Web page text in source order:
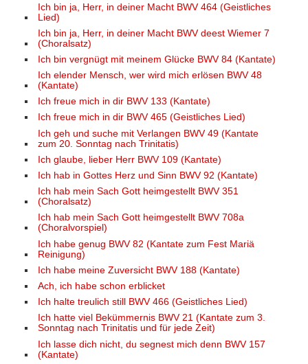
Ich bin ja, Herr, in deiner Macht BWV 464 (Geistliches
Lied)
Ich bin ja, Herr, in deiner Macht BWV deest Wiemer 7
(Choralsatz)
Ich bin vergnügt mit meinem Glücke BWV 84 (Kantate)
Ich elender Mensch, wer wird mich erlösen BWV 48
(Kantate)
Ich freue mich in dir BWV 133 (Kantate)
Ich freue mich in dir BWV 465 (Geistliches Lied)
Ich geh und suche mit Verlangen BWV 49 (Kantate
zum 20. Sonntag nach Trinitatis)
Ich glaube, lieber Herr BWV 109 (Kantate)
Ich hab in Gottes Herz und Sinn BWV 92 (Kantate)
Ich hab mein Sach Gott heimgestellt BWV 351
(Choralsatz)
Ich hab mein Sach Gott heimgestellt BWV 708a
(Choralvorspiel)
Ich habe genug BWV 82 (Kantate zum Fest Mariä
Reinigung)
Ich habe meine Zuversicht BWV 188 (Kantate)
Ach, ich habe schon erblicket
Ich halte treulich still BWV 466 (Geistliches Lied)
Ich hatte viel Bekümmernis BWV 21 (Kantate zum 3.
Sonntag nach Trinitatis und für jede Zeit)
Ich lasse dich nicht, du segnest mich denn BWV 157
(Kantate)